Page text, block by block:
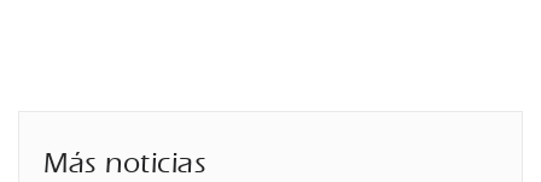
Más noticias